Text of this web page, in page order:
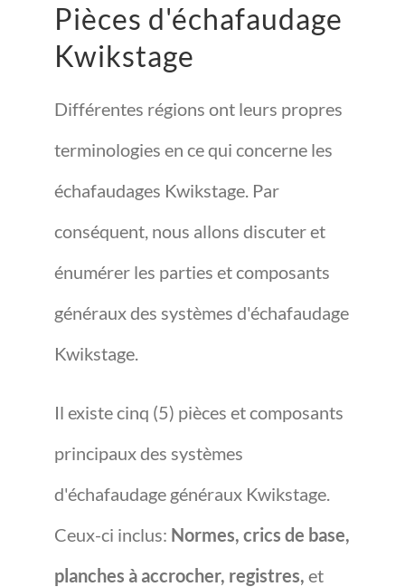
Pièces d'échafaudage
Kwikstage
Différentes régions ont leurs propres
terminologies en ce qui concerne les
échafaudages Kwikstage. Par
conséquent, nous allons discuter et
énumérer les parties et composants
généraux des systèmes d'échafaudage
Kwikstage.
Il existe cinq (5) pièces et composants
principaux des systèmes
d'échafaudage généraux Kwikstage.
Ceux-ci inclus: Normes, crics de base,
planches à accrocher, registres, et